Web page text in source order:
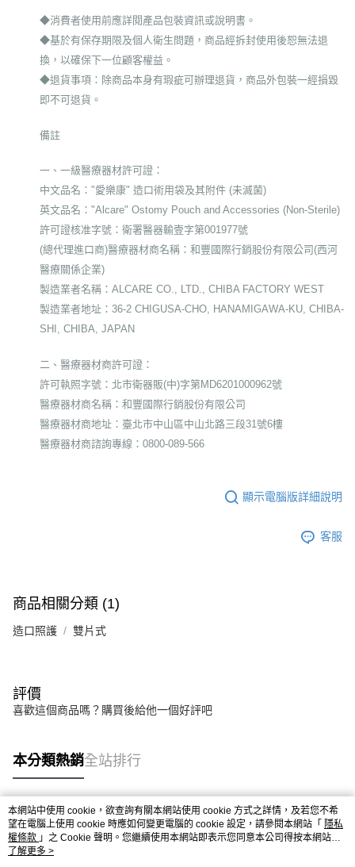
◆消費者使用前應詳閱產品包裝資訊或說明書。
◆基於有保存期限及個人衛生問題，商品經拆封使用後恕無法退
換，以確保下一位顧客權益。
◆退貨事項：除商品本身有瑕疵可辦理退貨，商品外包裝一經損毀
即不可退貨。
備註
一、一級醫療器材許可證：
中文品名："愛樂康" 造口術用袋及其附件 (未滅菌)
英文品名："Alcare" Ostomy Pouch and Accessories (Non-Sterile)
許可證核准字號：衛署醫器輸壹字第001977號
(總代理進口商)醫療器材商名稱：和豐國際行銷股份有限公司(西河
醫療關係企業)
製造業者名稱：ALCARE CO., LTD., CHIBA FACTORY WEST
製造業者地址：36-2 CHIGUSA-CHO, HANAMIGAWA-KU, CHIBA-
SHI, CHIBA, JAPAN
二、醫療器材商許可證：
許可執照字號：北市衛器販(中)字第MD6201000962號
醫療器材商名稱：和豐國際行銷股份有限公司
醫療器材商地址：臺北市中山區中山北路三段31號6樓
醫療器材商諮詢專線：0800-089-566
顯示電腦版詳細說明
客服
商品相關分類 (1)
造口照護 雙片式
評價
喜歡這個商品嗎？購買後給他一個好評吧
本分類熱銷全站排行
熱門標籤
本網站中使用 cookie，欲查詢有關本網站使用 cookie 方式之詳情，及若您不希
望在電腦上使用 cookie 時應如何變更電腦的 cookie 設定，請參閱本網站「 隱私
權條款 」之 Cookie 聲明。您繼續使用本網站即表示您同意本公司得按本網站使
用條款之 Cookie 聲明使用 cookie。
了解更多 >